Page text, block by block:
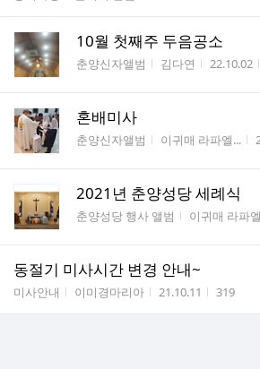
10월 첫째주 두음공소
게시판명
춘양신자앨범 작성자
김다연 작성시간
22.10.02
혼배미사
게시판명
춘양신자앨범 작성자
이귀매 라파엘...
2021년 춘양성당 세례식
게시판명
춘양성당 행사 앨범 작성자
이귀매 라파
동절기 미사시간 변경 안내~
게시판명
미사안내 작성자
이미경마리아 작성시간
21.10.11 조회수
319